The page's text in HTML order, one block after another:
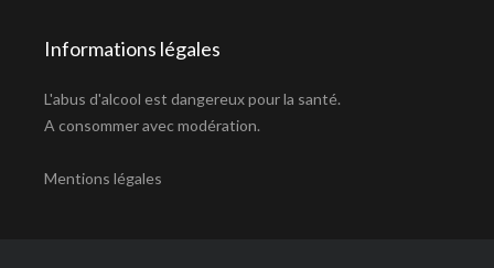
Informations légales
L'abus d'alcool est dangereux pour la santé.
A consommer avec modération.
Mentions légales